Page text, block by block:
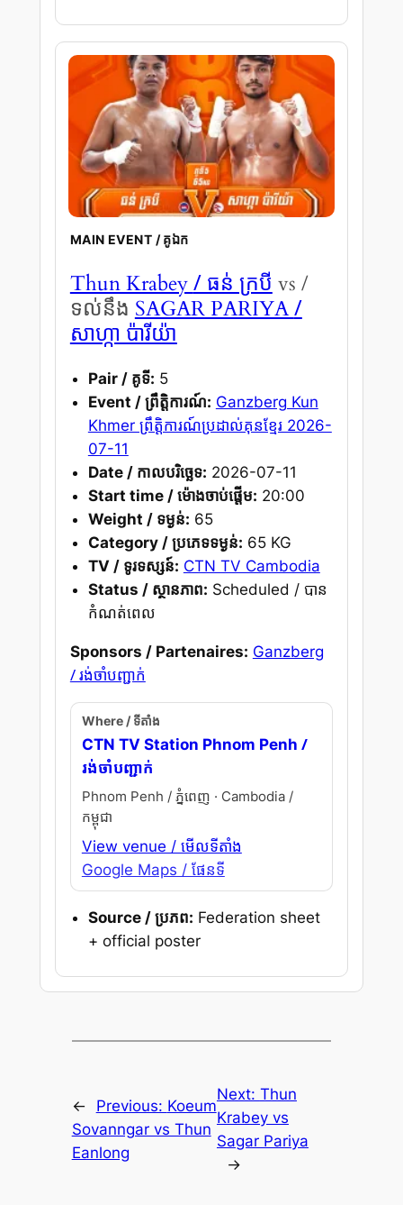
MAIN EVENT / គូឯក
Thun Krabey/ ធន់ ក្របី vs /
ទល់នឹង SAGAR PARIYA/
សាហ្កា ប៉ារីយ៉ា
Pair / គូទី: 5
Event / ព្រឹត្តិការណ៍: Ganzberg Kun
Khmer ព្រឹត្តិការណ៍ប្រដាល់គុនខ្មែរ 2026-
07-11
Date / កាលបរិច្ឆេទ: 2026-07-11
Start time / ម៉ោងចាប់ផ្តើម: 20:00
Weight / ទម្ងន់: 65
Category / ប្រភេទទម្ងន់: 65 KG
TV / ទូរទស្សន៍: CTN TV Cambodia
Status / ស្ថានភាព: Scheduled / បាន
កំណត់ពេល
Sponsors / Partenaires: Ganzberg
/ រង់ចាំបញ្ជាក់
Where / ទីតាំង
CTN TV Station Phnom Penh /
រង់ចាំបញ្ជាក់
Phnom Penh / ភ្នំពេញ · Cambodia /
កម្ពុជា
View venue / មើលទីតាំង
Google Maps / ផែនទី
Source / ប្រភព: Federation sheet
+ official poster
← Previous: Koeum
Sovanngar vs Thun
Eanlong
Next: Thun
Krabey vs
Sagar Pariya
→